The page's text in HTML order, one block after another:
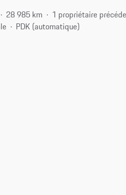
28 985 km 1 propriétaire
PDK (automatique)